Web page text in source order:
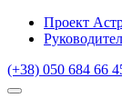
Проект
(+38) 050 684 66